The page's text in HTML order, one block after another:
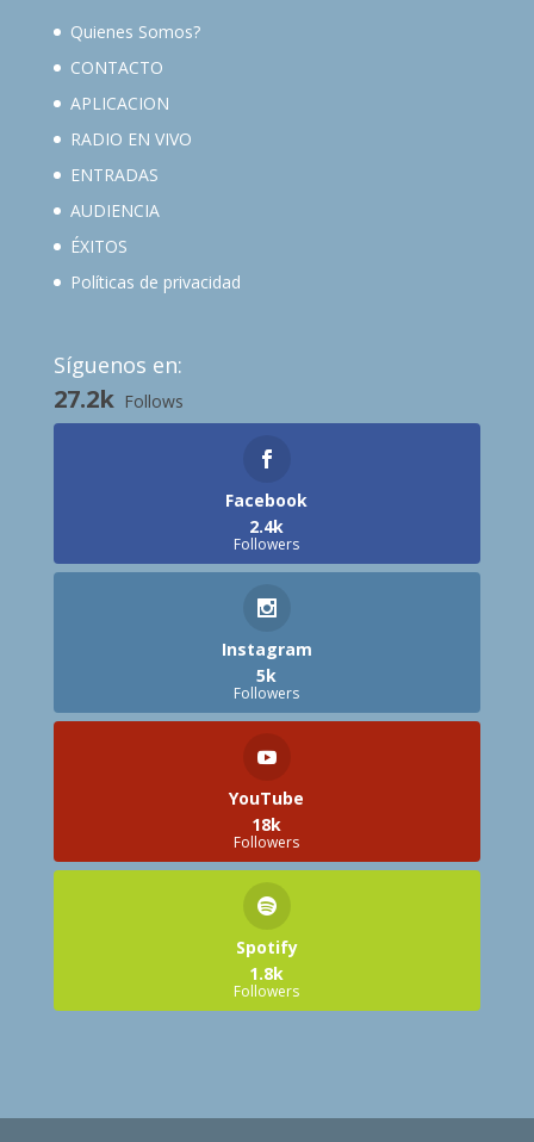
Quienes Somos?
CONTACTO
APLICACION
RADIO EN VIVO
ENTRADAS
AUDIENCIA
ÉXITOS
Políticas de privacidad
Síguenos en:
27.2k Follows
Facebook
2.4k
Followers
Instagram
5k
Followers
YouTube
18k
Followers
Spotify
1.8k
Followers